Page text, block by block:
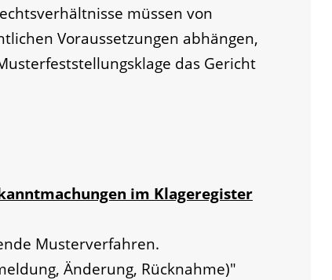
müssen von
Voraussetzungen abhängen,
das Gericht
im Klageregister
Musterverfahren.
Änderung, Rücknahme)"